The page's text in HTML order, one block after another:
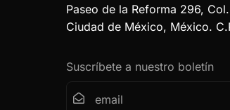
Paseo de la Reforma 296,
Ciudad de México, México.
Suscríbete a nuestro boletín